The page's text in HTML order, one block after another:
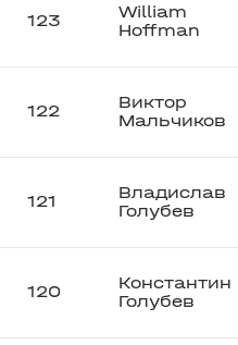
123
William
Hoffman
122
Виктор
Мальчиков
121
Владислав
Голубев
120
Константин
Голубев